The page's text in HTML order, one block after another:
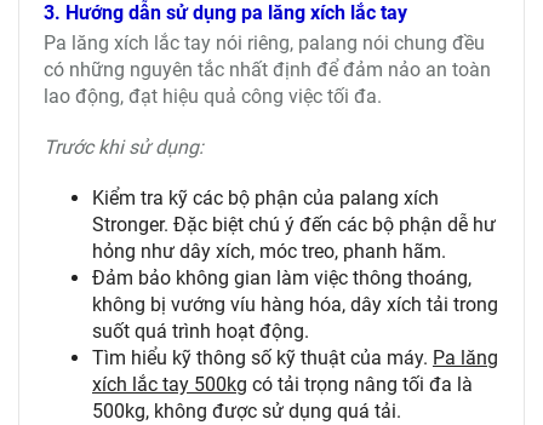
3. Hướng dẫn sử dụng pa lăng xích lắc tay
Pa lăng xích lắc tay nói riêng, palang nói chung đều
có những nguyên tắc nhất định để đảm nảo an toàn
lao động, đạt hiệu quả công việc tối đa.
Trước khi sử dụng:
Kiểm tra kỹ các bộ phận của palang xích
Stronger. Đặc biệt chú ý đến các bộ phận dễ hư
hỏng như dây xích, móc treo, phanh hãm.
Đảm bảo không gian làm việc thông thoáng,
không bị vướng víu hàng hóa, dây xích tải trong
suốt quá trình hoạt động.
Tìm hiểu kỹ thông số kỹ thuật của máy. Pa lăng
xích lắc tay 500kg có tải trọng nâng tối đa là
500kg, không được sử dụng quá tải.